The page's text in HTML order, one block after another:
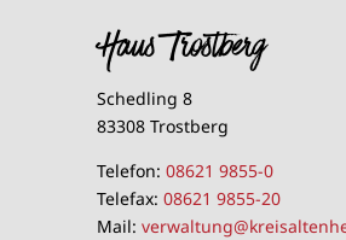
Haus Trostberg
Schedling 8
83308 Trostberg
Telefon:08621 9855-0
Telefax:08621 9855-20
Mail: